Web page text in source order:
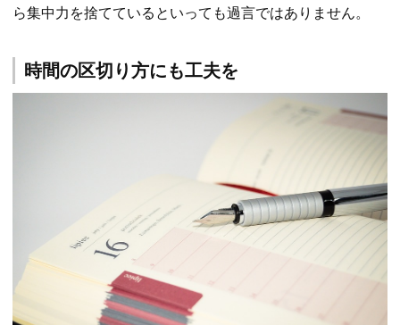
ら集中力を捨てているといっても過言ではありません。
時間の区切り方にも工夫を